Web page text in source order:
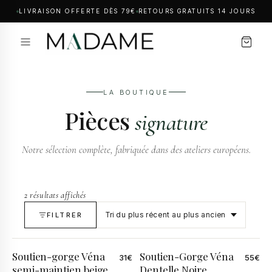
LIVRAISON OFFERTE DÈS 79€ RETOURS GRATUITS 14 JOURS
LA BOUTIQUE
Piècessignature
Notre sélection complète, fabriquée dans des ateliers européens.
2 résultats affichés
FILTRER
Soutien-gorge Véna
semi-maintien beige
31€
Soutien-Gorge Véna
Dentelle Noire
55€